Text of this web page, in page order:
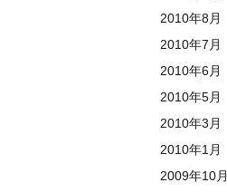
2010年8月
2010年7月
2010年6月
2010年5月
2010年3月
2010年1月
2009年10月